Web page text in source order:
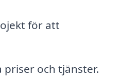
för att
och tjänster.